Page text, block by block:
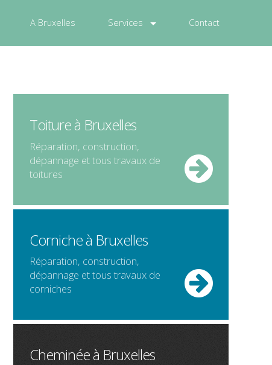
A Bruxelles Services Contact
Toiture à Bruxelles
Réparation, construction,
dépannage et tous travaux de
toitures
Corniche à Bruxelles
Réparation, construction,
dépannage et tous travaux de
corniches
Cheminée à Bruxelles